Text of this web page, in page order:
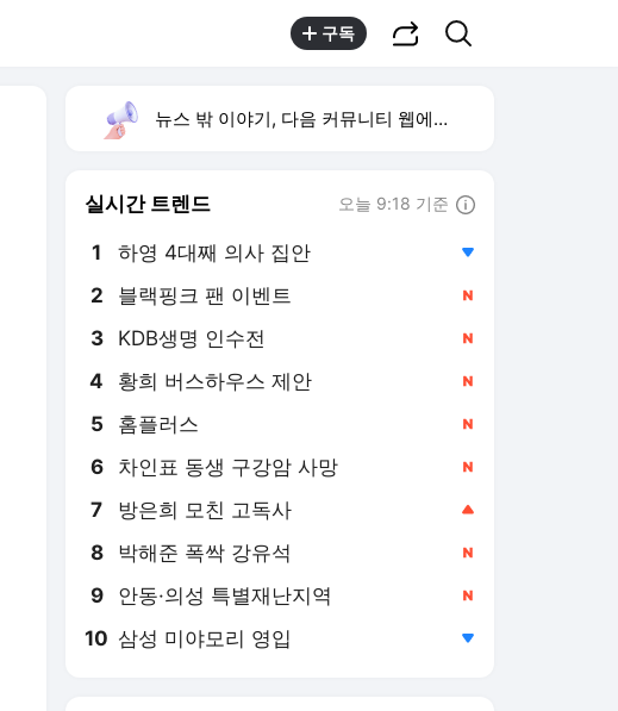
구독
뉴스 밖 이야기, 다음 커뮤니티 웹에서 보기
실시간 트렌드 오늘 9:18 기준
1 하영 4대째 의사 집안
2 블랙핑크 팬 이벤트
3 KDB생명 인수전
4 황희 버스하우스 제안
5 홈플러스
6 차인표 동생 구강암 사망
7 방은희 모친 고독사
8 박해준 폭싹 강유석
9 안동·의성 특별재난지역
10 삼성 미야모리 영입